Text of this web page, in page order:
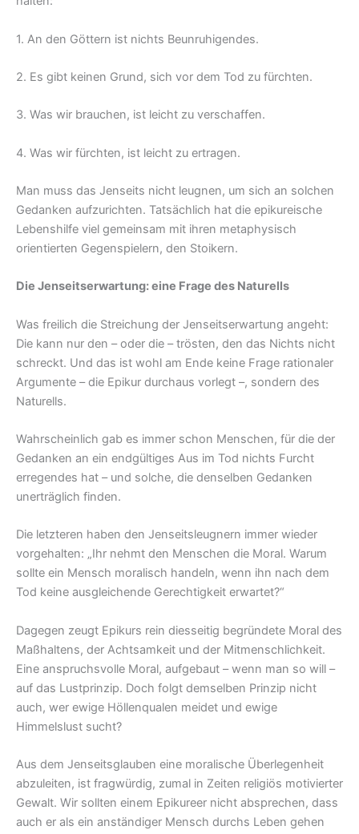
1. An den Göttern ist nichts Beunruhigendes.
2. Es gibt keinen Grund, sich vor dem Tod zu fürchten.
3. Was wir brauchen, ist leicht zu verschaffen.
4. Was wir fürchten, ist leicht zu ertragen.
Man muss das Jenseits nicht leugnen, um sich an solchen
Gedanken aufzurichten. Tatsächlich hat die epikureische
Lebenshilfe viel gemeinsam mit ihren metaphysisch
orientierten Gegenspielern, den Stoikern.
Die Jenseitserwartung: eine Frage des Naturells
Was freilich die Streichung der Jenseitserwartung angeht:
Die kann nur den – oder die – trösten, den das Nichts nicht
schreckt. Und das ist wohl am Ende keine Frage rationaler
Argumente – die Epikur durchaus vorlegt –, sondern des
Naturells.
Wahrscheinlich gab es immer schon Menschen, für die der
Gedanken an ein endgültiges Aus im Tod nichts Furcht
erregendes hat – und solche, die denselben Gedanken
unerträglich finden.
Die letzteren haben den Jenseitsleugnern immer wieder
vorgehalten: „Ihr nehmt den Menschen die Moral. Warum
sollte ein Mensch moralisch handeln, wenn ihn nach dem
Tod keine ausgleichende Gerechtigkeit erwartet?“
Dagegen zeugt Epikurs rein diesseitig begründete Moral des
Maßhaltens, der Achtsamkeit und der Mitmenschlichkeit.
Eine anspruchsvolle Moral, aufgebaut – wenn man so will –
auf das Lustprinzip. Doch folgt demselben Prinzip nicht
auch, wer ewige Höllenqualen meidet und ewige
Himmelslust sucht?
Aus dem Jenseitsglauben eine moralische Überlegenheit
abzuleiten, ist fragwürdig, zumal in Zeiten religiös motivierter
Gewalt. Wir sollten einem Epikureer nicht absprechen, dass
auch er als ein anständiger Mensch durchs Leben gehen